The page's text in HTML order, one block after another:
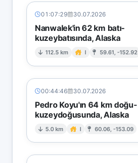
01:07:29 30.07.2026
Nanwalek'in 62 km batı-
kuzeybatısında, Alaska
112.5 km I 59.61, -152.92
00:44:46 30.07.2026
Pedro Koyu'ın 64 km doğu-
kuzeydoğusunda, Alaska
5.0 km I 60.06, -153.09